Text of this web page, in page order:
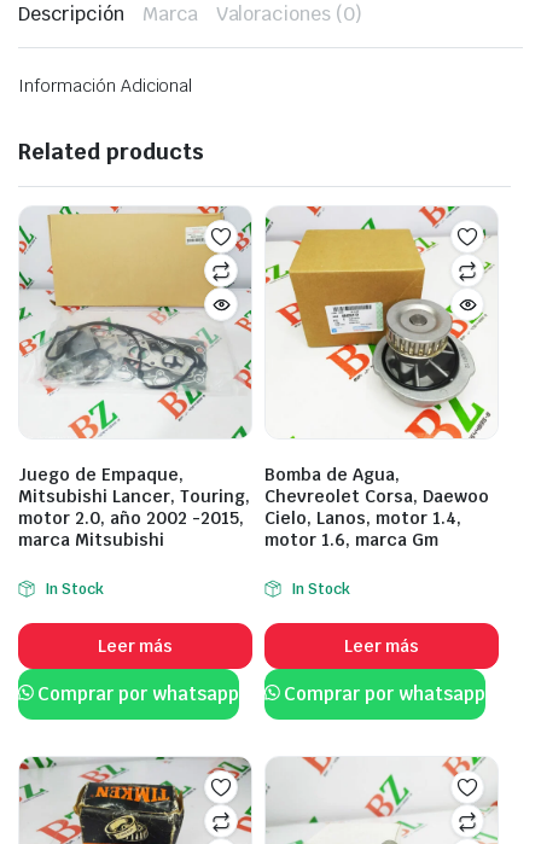
Descripción Marca Valoraciones (0)
Información Adicional
Related products
Juego de Empaque,
Mitsubishi Lancer, Touring,
motor 2.0, año 2002 -2015,
marca Mitsubishi
In Stock
Leer más
Comprar por whatsapp
Bomba de Agua,
Chevreolet Corsa, Daewoo
Cielo, Lanos, motor 1.4,
motor 1.6, marca Gm
In Stock
Leer más
Comprar por whatsapp